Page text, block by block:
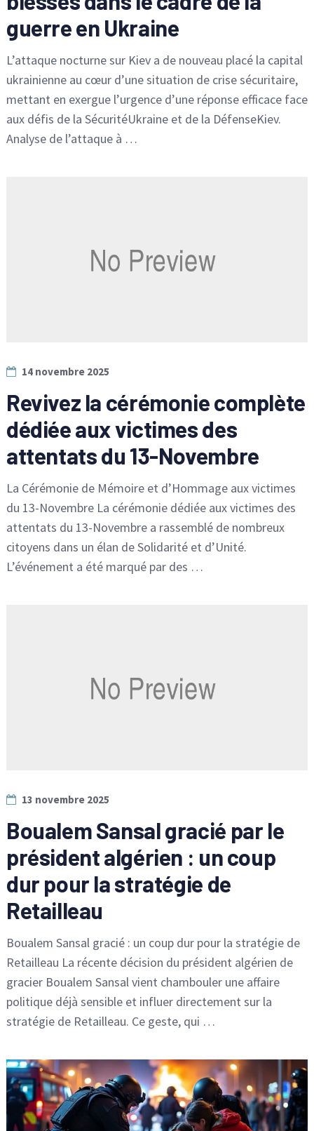
guerre en Ukraine
L’attaque nocturne sur Kiev a de nouveau placé la capital
ukrainienne au cœur d’une situation de crise sécuritaire,
mettant en exergue l’urgence d’une réponse efficace face
aux défis de la SécuritéUkraine et de la DéfenseKiev.
Analyse de l’attaque à …
14 novembre 2025
Revivez la cérémonie complète
dédiée aux victimes des
attentats du 13-Novembre
La Cérémonie de Mémoire et d’Hommage aux victimes
du 13-Novembre La cérémonie dédiée aux victimes des
attentats du 13-Novembre a rassemblé de nombreux
citoyens dans un élan de Solidarité et d’Unité.
L’événement a été marqué par des …
13 novembre 2025
Boualem Sansal gracié par le
président algérien : un coup
dur pour la stratégie de
Retailleau
Boualem Sansal gracié : un coup dur pour la stratégie de
Retailleau La récente décision du président algérien de
gracier Boualem Sansal vient chambouler une affaire
politique déjà sensible et influer directement sur la
stratégie de Retailleau. Ce geste, qui …